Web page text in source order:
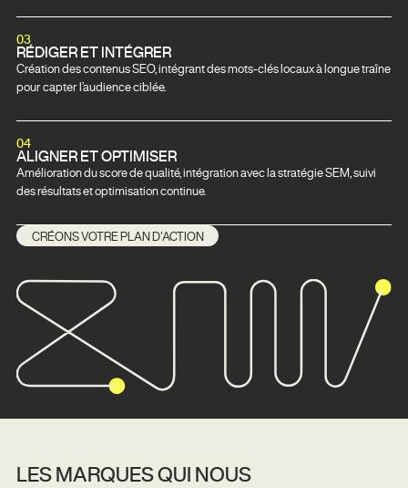
03
RÉDIGER ET INTÉGRER
Création des contenus SEO, intégrant des mots-clés locaux à longue traîne
pour capter l’audience ciblée.
04
ALIGNER ET OPTIMISER
Amélioration du score de qualité, intégration avec la stratégie SEM, suivi
des résultats et optimisation continue.
CRÉONS VOTRE PLAN D'ACTION
LES MARQUES QUI NOUS